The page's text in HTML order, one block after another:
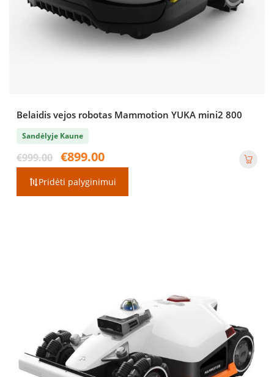
Belaidis vejos robotas Mammotion YUKA mini2 800
Sandėlyje Kaune
€999.00
Original
price
was:
€999.00.
€899.00
€899.00.
Pridėti palyginimui